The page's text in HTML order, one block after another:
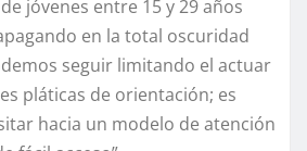
jóvenes entre 15 y 29 años
en la total oscuridad
seguir limitando el actuar
pláticas de orientación; es
hacia un modelo de atención